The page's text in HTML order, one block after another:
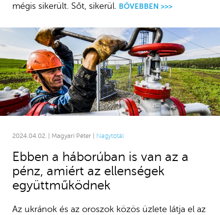
mégis sikerült. Sőt, sikerül. BŐVEBBEN >>>
2024.04.02. | Magyari Péter | Nagytotál
Ebben a háborúban is van az a
pénz, amiért az ellenségek
együttműködnek
Az ukránok és az oroszok közös üzlete látja el az